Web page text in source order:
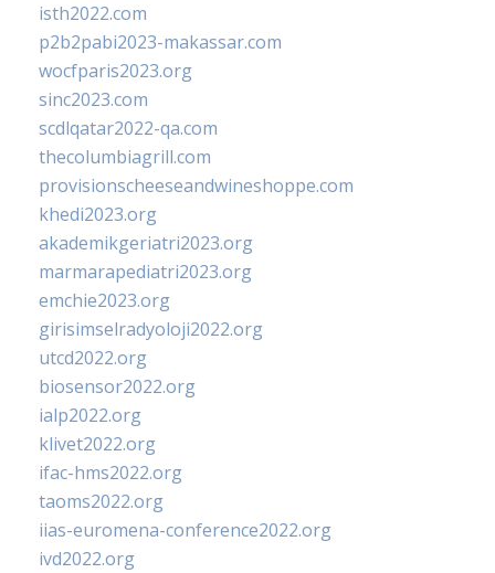
isth2022.com
p2b2pabi2023-makassar.com
wocfparis2023.org
sinc2023.com
scdlqatar2022-qa.com
thecolumbiagrill.com
provisionscheeseandwineshoppe.com
khedi2023.org
akademikgeriatri2023.org
marmarapediatri2023.org
emchie2023.org
girisimselradyoloji2022.org
utcd2022.org
biosensor2022.org
ialp2022.org
klivet2022.org
ifac-hms2022.org
taoms2022.org
iias-euromena-conference2022.org
ivd2022.org